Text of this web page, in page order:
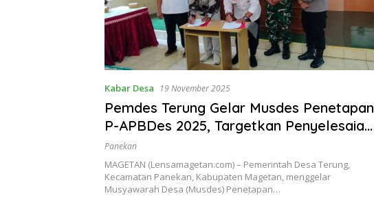
Kabar Desa 19 November 2025
Pemdes Terung Gelar Musdes Penetapan
P-APBDes 2025, Targetkan Penyelesaian
Program Akhir Tahun
Panekan
MAGETAN (Lensamagetan.com) – Pemerintah Desa Terung,
Kecamatan Panekan, Kabupaten Magetan, menggelar
Musyawarah Desa (Musdes) Penetapan…